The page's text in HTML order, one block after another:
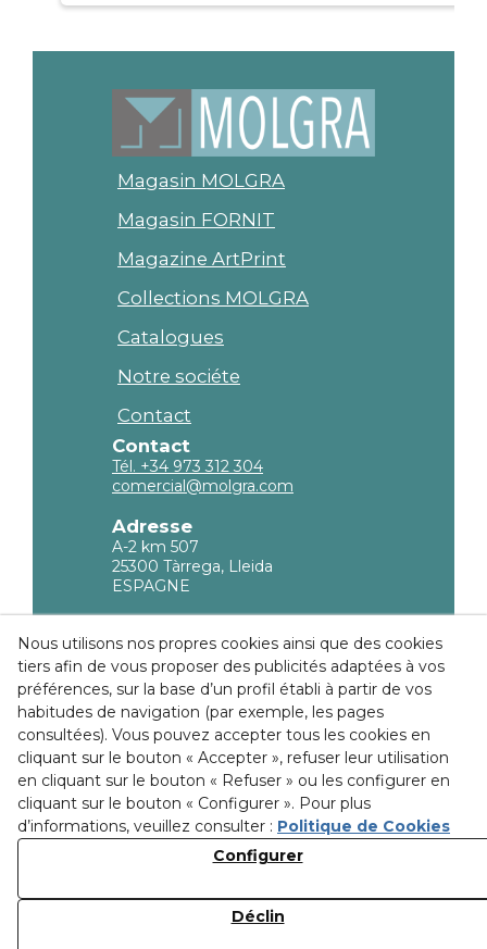
Magasin MOLGRA
Magasin FORNIT
Magazine ArtPrint
Collections MOLGRA
Catalogues
Notre sociéte
Contact
Contact
Tél. +34 973 312 304
comercial@molgra.com
Adresse
A-2 km 507
25300 Tàrrega, Lleida
ESPAGNE
Information légale
Politique de confidencialité
Politique sur les Cookies
Conditions d'achat
Ethical channel
Découvrez nos
Nous utilisons nos propres cookies ainsi que des cookies
tiers afin de vous proposer des publicités adaptées à vos
préférences, sur la base d’un profil établi à partir de vos
habitudes de navigation (par exemple, les pages
consultées). Vous pouvez accepter tous les cookies en
cliquant sur le bouton « Accepter », refuser leur utilisation
en cliquant sur le bouton « Refuser » ou les configurer en
cliquant sur le bouton « Configurer ». Pour plus
d’informations, veuillez consulter : Politique de Cookies
Configurer
Déclin